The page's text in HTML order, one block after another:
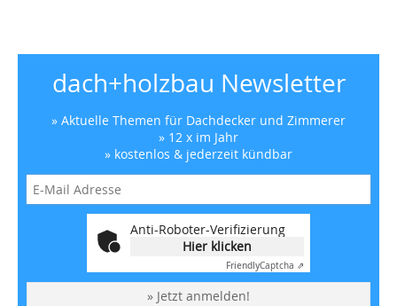
dach+holzbau Newsletter
» Aktuelle Themen für Dachdecker und Zimmerer
» 12 x im Jahr
» kostenlos & jederzeit kündbar
Anti-Roboter-Verifizierung
Hier klicken
FriendlyCaptcha ⇗
» Jetzt anmelden!